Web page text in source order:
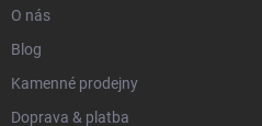
O nás
Blog
Kamenné prodejny
Doprava & platba